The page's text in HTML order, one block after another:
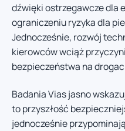
dźwięki ostrzegawcze dla
ograniczeniu ryzyka dla
Jednocześnie, rozwój
kierowców wciąż
bezpieczeństwa na
Badania Vias jasno
to przyszłość
jednocześnie